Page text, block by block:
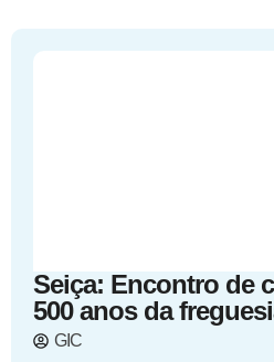
Seiça: Encontro de
500 anos da
GIC